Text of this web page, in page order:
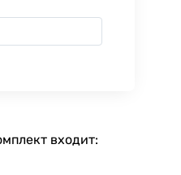
входит: